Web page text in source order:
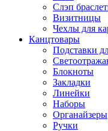
Слэп
Визитницы
Чехлы для
Канцтовары
Подставки
Блокноты
Закладки
Линейки
Наборы
Органайзеры
Ручки